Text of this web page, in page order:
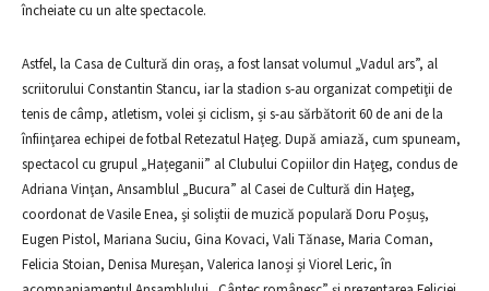
încheiate cu un alte spectacole.
Astfel, la Casa de Cultură din oraș, a fost lansat volumul „Vadul ars”, al
scriitorului Constantin Stancu, iar la stadion s-au organizat competiţii de
tenis de câmp, atletism, volei și ciclism, și s-au sărbătorit 60 de ani de la
înfiinţarea echipei de fotbal Retezatul Haţeg. După amiază, cum spuneam,
spectacol cu grupul „Hațeganii” al Clubului Copiilor din Haţeg, condus de
Adriana Vinţan, Ansamblul „Bucura” al Casei de Cultură din Haţeg,
coordonat de Vasile Enea, şi soliştii de muzică populară Doru Poșuș,
Eugen Pistol, Mariana Suciu, Gina Kovaci, Vali Tănase, Maria Coman,
Felicia Stoian, Denisa Mureșan, Valerica Ianoși și Viorel Leric, în